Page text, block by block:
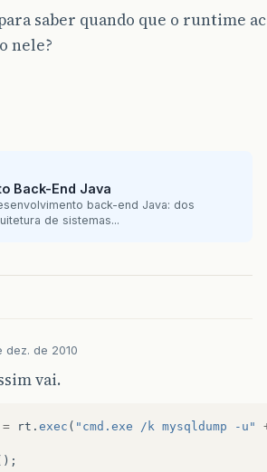
saber quando que o runtime
nele?
Back-End Java
back-end Java: dos
de sistemas...
dez. de 2010
vai.
= rt . exec ( "cmd.exe /k mysqldump -u"